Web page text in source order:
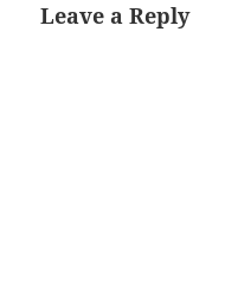
Leave a Reply